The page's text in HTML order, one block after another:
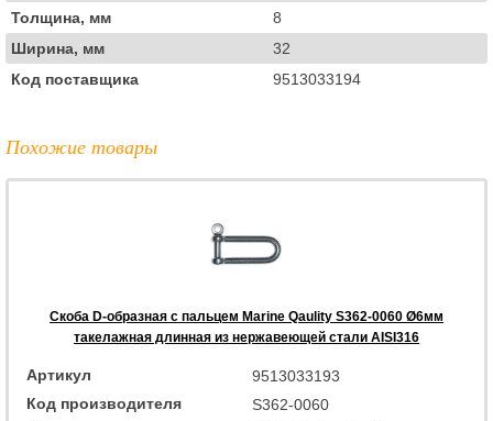
Толщина, мм
8
Ширина, мм
32
Код поставщика
9513033194
Похожие товары
Скоба D-образная с пальцем Marine Qaulity S362-0060 Ø6мм
такелажная длинная из нержавеющей стали AISI316
Артикул
9513033193
Код производителя
S362-0060